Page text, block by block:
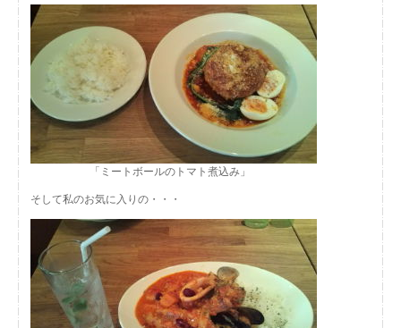
「ミートボールのトマト煮込み」
そして私のお気に入りの・・・